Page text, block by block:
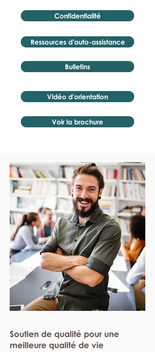
Confidentialité
Ressources d'auto-assistance
Bulletins
Vidéo d'orientation
Voir la brochure
Soutien de qualité pour une
meilleure qualité de vie